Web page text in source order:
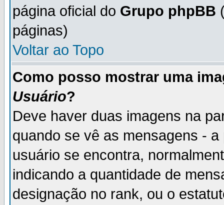
página oficial do Grupo phpBB
páginas)
Voltar ao Topo
Como posso mostrar uma
Usuário?
Deve haver duas imagens na
quando se vê as mensagens -
usuário se encontra,
indicando a quantidade de
designação no rank, ou o